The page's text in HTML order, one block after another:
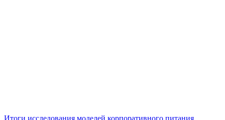
Итоги исследования моделей корпоративного питания